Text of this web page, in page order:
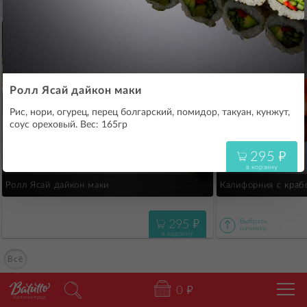
Всё
895 "
650 "
в корзину
Ролл Ясай дайкон маки
295 "
в корзину
Калифорния с
Калифорния с крабом
Калининград
0 "
Ролл Ясай дайкон маки
Рис, нори, огурец, перец болгарский, помидор, такуан, кунжут,
соус ореховый. Вес: 165гр
295 "
в корзину